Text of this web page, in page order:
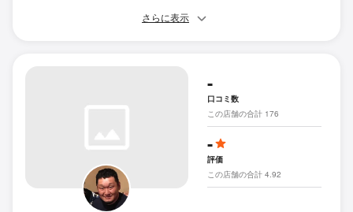
さらに表示
-
口コミ数
この店舗の合計 176
-
評価
この店舗の合計 4.92